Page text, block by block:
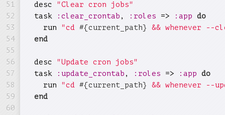
  desc
"Clear cron jobs"
  task
:clear_crontab , :roles => :app
do
    run
"cd #{current_path}
&& whenever --
end
  desc
"Update cron jobs"
  task
:update_crontab , :roles => :app
do
    run
"cd #{current_path}
&& whenever --
end